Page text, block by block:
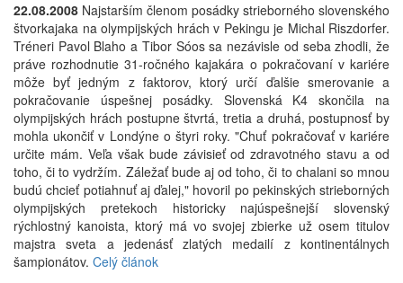
22.08.2008 Najstarším členom posádky strieborného slovenského
štvorkajaka na olympijských hrách v Pekingu je Michal Riszdorfer.
Tréneri Pavol Blaho a Tibor Sóos sa nezávisle od seba zhodli, že
práve rozhodnutie 31-ročného kajakára o pokračovaní v kariére
môže byť jedným z faktorov, ktorý určí ďalšie smerovanie a
pokračovanie úspešnej posádky. Slovenská K4 skončila na
olympijských hrách postupne štvrtá, tretia a druhá, postupnosť by
mohla ukončiť v Londýne o štyri roky. "Chuť pokračovať v kariére
určite mám. Veľa však bude závisieť od zdravotného stavu a od
toho, či to vydržím. Záležať bude aj od toho, či to chalani so mnou
budú chcieť potiahnuť aj ďalej," hovoril po pekinských strieborných
olympijských pretekoch historicky najúspešnejší slovenský
rýchlostný kanoista, ktorý má vo svojej zbierke už osem titulov
majstra sveta a jedenásť zlatých medailí z kontinentálnych
šampionátov. Celý článok